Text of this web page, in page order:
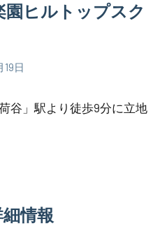
ヒルトップスク
19日
谷」駅より徒歩9分に立地
情報